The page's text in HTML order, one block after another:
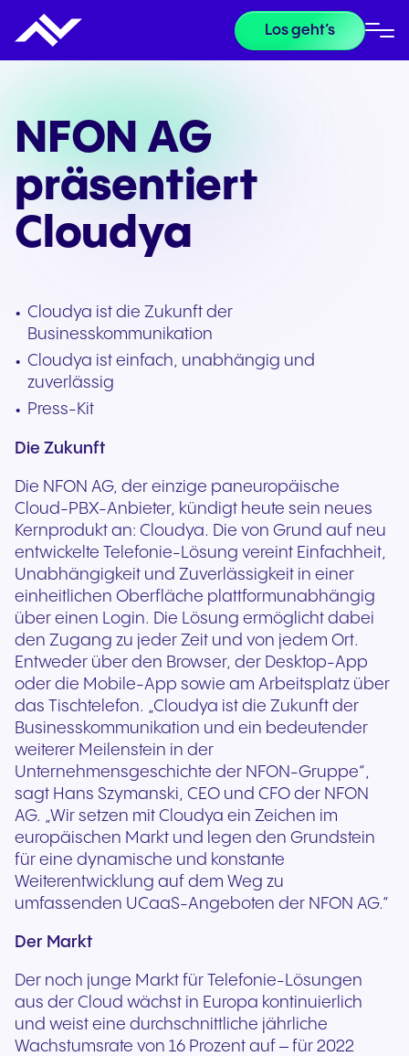
Los geht’s
NFON AG
präsentiert
Cloudya
Cloudya ist die Zukunft der
Businesskommunikation
Cloudya ist einfach, unabhängig und
zuverlässig
Press-Kit
Die Zukunft
Die NFON AG, der einzige paneuropäische
Cloud-PBX-Anbieter, kündigt heute sein neues
Kernprodukt an: Cloudya. Die von Grund auf neu
entwickelte Telefonie-Lösung vereint Einfachheit,
Unabhängigkeit und Zuverlässigkeit in einer
einheitlichen Oberfläche plattformunabhängig
über einen Login. Die Lösung ermöglicht dabei
den Zugang zu jeder Zeit und von jedem Ort.
Entweder über den Browser, der Desktop-App
oder die Mobile-App sowie am Arbeitsplatz über
das Tischtelefon. „Cloudya ist die Zukunft der
Businesskommunikation und ein bedeutender
weiterer Meilenstein in der
Unternehmensgeschichte der NFON-Gruppe“,
sagt Hans Szymanski, CEO und CFO der NFON
AG. „Wir setzen mit Cloudya ein Zeichen im
europäischen Markt und legen den Grundstein
für eine dynamische und konstante
Weiterentwicklung auf dem Weg zu
umfassenden UCaaS-Angeboten der NFON AG.“
Der Markt
Der noch junge Markt für Telefonie-Lösungen
aus der Cloud wächst in Europa kontinuierlich
und weist eine durchschnittliche jährliche
Wachstumsrate von 16 Prozent auf – für 2022